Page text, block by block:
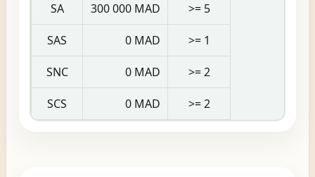
SA 300 000 MAD >= 5
SAS 0 MAD >= 1
SNC 0 MAD >= 2
SCS 0 MAD >= 2